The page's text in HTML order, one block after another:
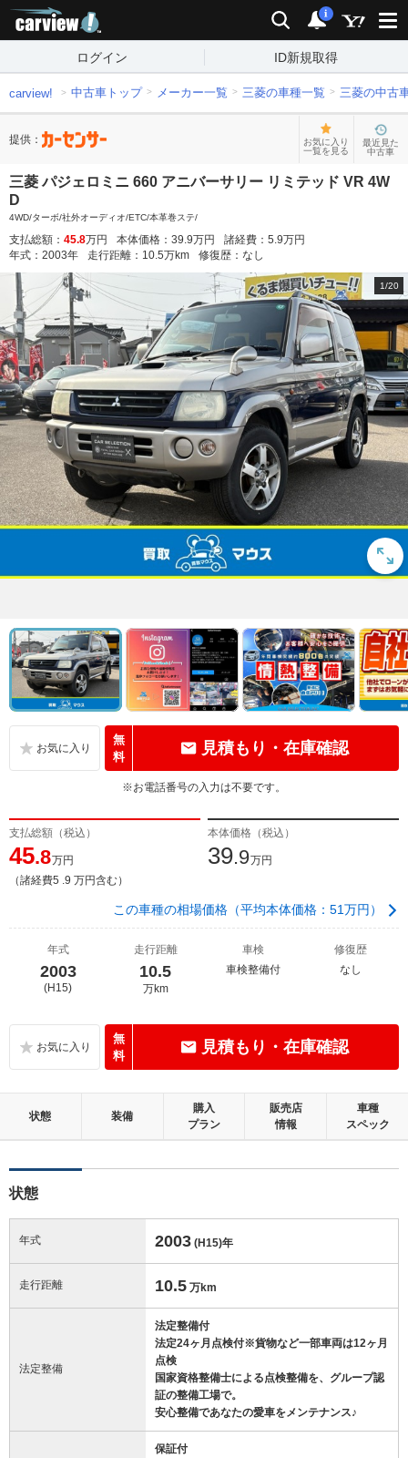
検索 通知
i
ログイン ID新規取得
carview! 中古車トップ メーカー一覧 三菱の車種一覧 三菱の中古
提供：
お気に入り
一覧を見る
最近見た
中古車
三菱 パジェロミニ 660 アニバーサリー リミテッド VR 4W
D
4WD/ターボ/社外オーディオ/ETC/本革巻ステ/
支払総額： 45.8万円 本体価格： 39.9万円 諸経費： 5.9万円
年式： 2003年 走行距離： 10.5万km 修復歴： なし
1/20
無
料
見積もり・在庫確認
※お電話番号の入力は不要です。
支払総額（税込）
45.8万円
（諸経費5 .9 万円含む）
本体価格（税込）
39.9万円
この車種の相場価格（平均本体価格：51万円）
年式
2003
(H15)
走行距離
10.5
万km
車検
車検整備付
修復歴
なし
無
料
見積もり・在庫確認
状態 装備
購入
プラン
販売店
情報
車種
スペック
状態
年式 2003 (H15)年
走行距離 10.5 万km
法定整備
法定整備付
法定24ヶ月点検付※貨物など一部車両は12ヶ月
点検
国家資格整備士による点検整備を、グループ認
証の整備工場で。
安心整備であなたの愛車をメンテナンス♪
保証付